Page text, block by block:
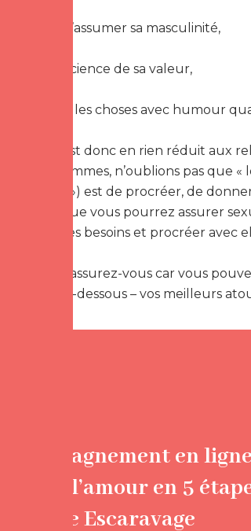
capable d’assumer sa masculinité,
qui a conscience de sa valeur,
qui prend les choses avec humour
La virilité n’est donc en rien réduit aux
que nous sommes, n’oublions pas que
scientifique ») est de procréer, de
sentiment que vous pourrez assurer
subvenir à ses besoins et procréer avec
Avant cela, rassurez-vous car vous
proposons ci-dessous – vos meilleurs
Accompagnement en
trouver l’amour en 5
Florence Escaravage